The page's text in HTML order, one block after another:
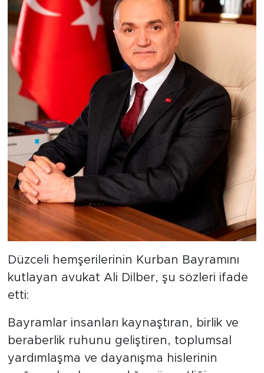
Düzceli hemşerilerinin Kurban Bayramını
kutlayan avukat Ali Dilber, şu sözleri ifade
etti:
Bayramlar insanları kaynaştıran, birlik ve
beraberlik ruhunu geliştiren, toplumsal
yardımlaşma ve dayanışma hislerinin